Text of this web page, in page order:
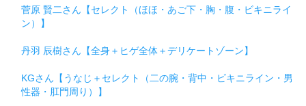
菅原 賢二さん【セレクト（ほほ・あご下・胸・腹・ビキニライ
ン）】
丹羽 辰樹さん【全身＋ヒゲ全体＋デリケートゾーン】
KGさん【うなじ＋セレクト（二の腕・背中・ビキニライン・男
性器・肛門周り）】